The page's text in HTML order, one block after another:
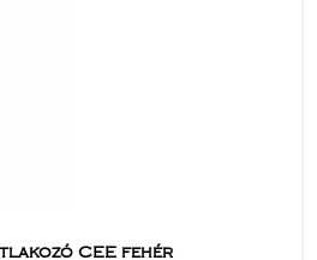
CEE fehér